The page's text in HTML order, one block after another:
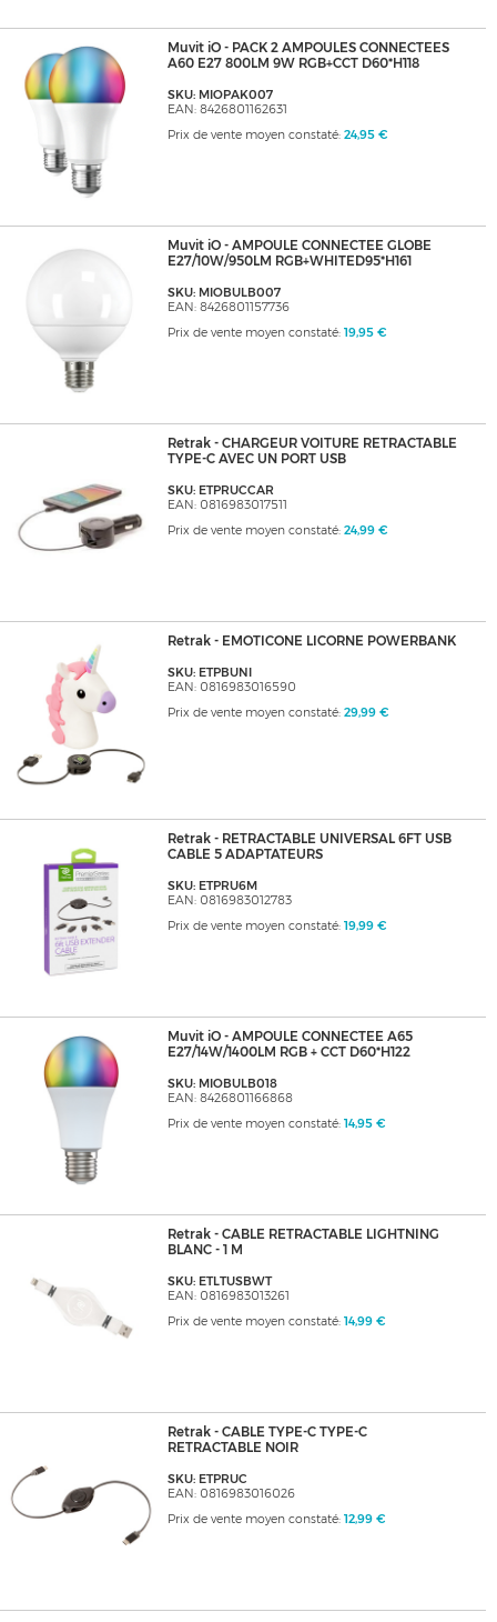
Muvit iO - PACK 2 AMPOULES CONNECTEES
A60 E27 800LM 9W RGB+CCT D60*H118
SKU: MIOPAK007
EAN: 8426801162631
Prix de vente moyen constaté: 24,95 €
Muvit iO - AMPOULE CONNECTEE GLOBE
E27/10W/950LM RGB+WHITED95*H161
SKU: MIOBULB007
EAN: 8426801157736
Prix de vente moyen constaté: 19,95 €
Retrak - CHARGEUR VOITURE RETRACTABLE
TYPE-C AVEC UN PORT USB
SKU: ETPRUCCAR
EAN: 0816983017511
Prix de vente moyen constaté: 24,99 €
Retrak - EMOTICONE LICORNE POWERBANK
SKU: ETPBUNI
EAN: 0816983016590
Prix de vente moyen constaté: 29,99 €
Retrak - RETRACTABLE UNIVERSAL 6FT USB
CABLE 5 ADAPTATEURS
SKU: ETPRU6M
EAN: 0816983012783
Prix de vente moyen constaté: 19,99 €
Muvit iO - AMPOULE CONNECTEE A65
E27/14W/1400LM RGB + CCT D60*H122
SKU: MIOBULB018
EAN: 8426801166868
Prix de vente moyen constaté: 14,95 €
Retrak - CABLE RETRACTABLE LIGHTNING
BLANC - 1 M
SKU: ETLTUSBWT
EAN: 0816983013261
Prix de vente moyen constaté: 14,99 €
Retrak - CABLE TYPE-C TYPE-C
RETRACTABLE NOIR
SKU: ETPRUC
EAN: 0816983016026
Prix de vente moyen constaté: 12,99 €